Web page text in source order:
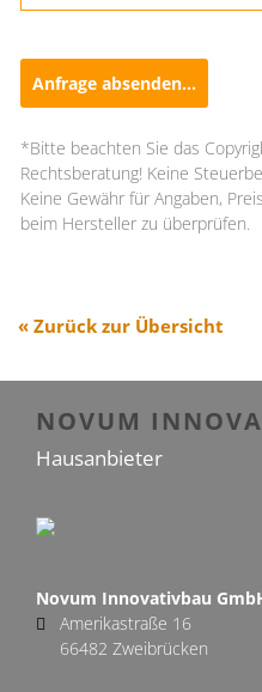
Anfrage absenden...
*Bitte beachten Sie das
Rechtsberatung! Keine
Keine Gewähr für Angaben,
beim Hersteller zu überprüfen.
« Zurück zur Übersicht
NOVUM
Hausanbieter
Novum Innovativbau
Amerikastraße 16
66482 Zweibrücken